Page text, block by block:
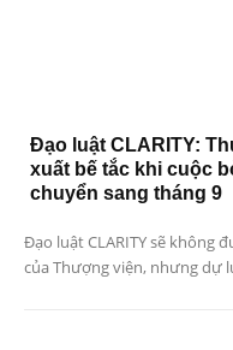
Đạo luật CLARITY:
xuất bế tắc khi cuộc
chuyển sang tháng 9
Đạo luật CLARITY sẽ không
của Thượng viện, nhưng dự